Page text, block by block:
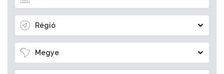
Régió
Megye